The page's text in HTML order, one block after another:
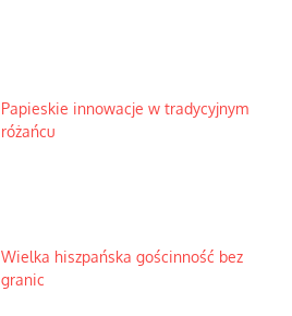
Papieskie innowacje w tradycyjnym
różańcu
Wielka hiszpańska gościnność bez
granic